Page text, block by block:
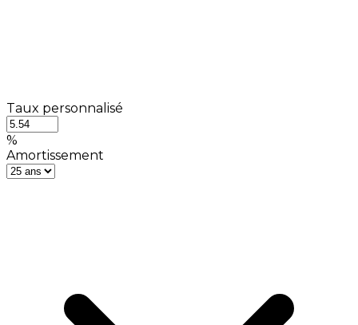
Taux personnalisé
%
Amortissement